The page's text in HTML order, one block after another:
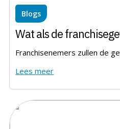
Blogs
Wat als de
Franchisenemers zullen de
Lees meer